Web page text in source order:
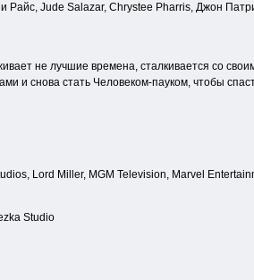
Jude Salazar, Chrystee Pharris, Джон
не лучшие времена, сталкивается со
и снова стать Человеком-пауком, чтобы
Lord Miller, MGM Television, Marvel
Studio